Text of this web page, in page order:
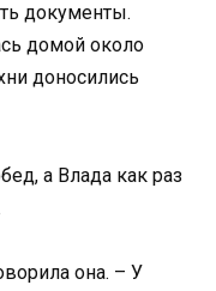
документы.
домой около
доносились
а Влада как раз
она. – У